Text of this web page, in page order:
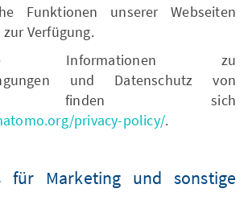
Funktionen unserer Webseiten
Verfügung.
Informationen zu
und Datenschutz von
finden sich
privacy-policy/.
für Marketing und sonstige